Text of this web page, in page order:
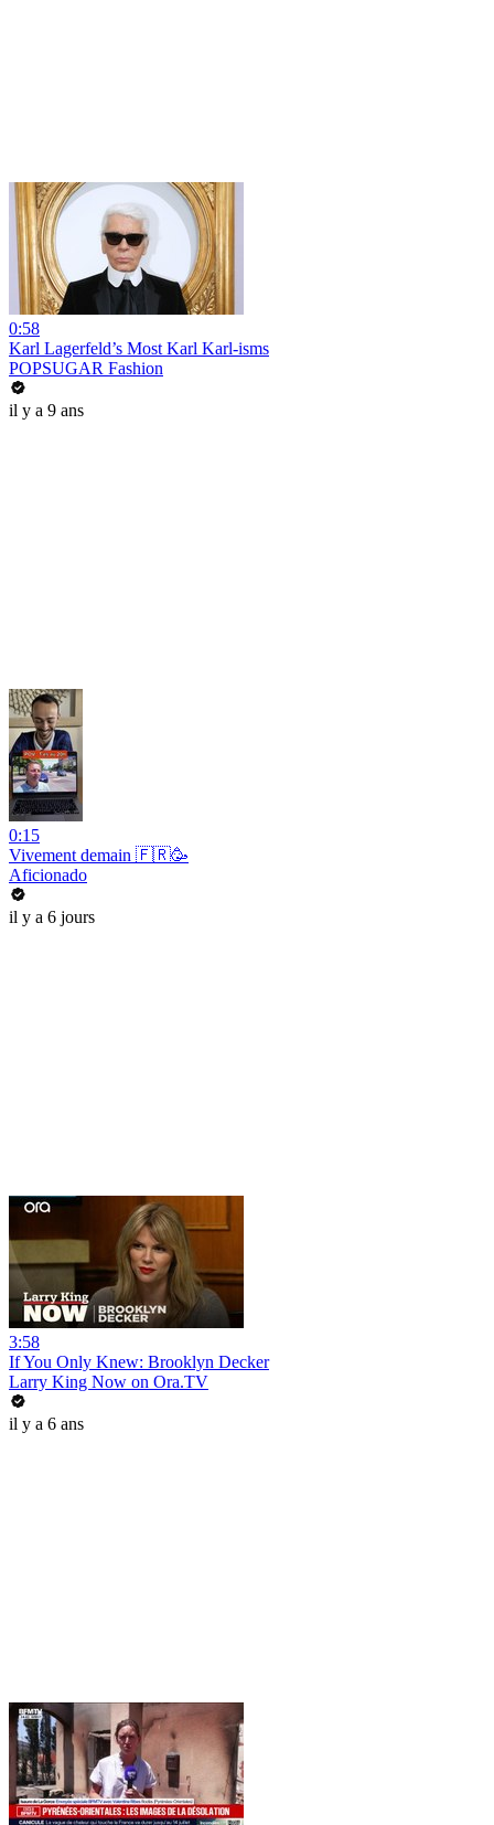
0:58
Karl Lagerfeld’s Most Karl Karl-isms
POPSUGAR Fashion
il y a 9 ans
0:15
Vivement demain 🇫🇷🥳
Aficionado
il y a 6 jours
3:58
If You Only Knew: Brooklyn Decker
Larry King Now on Ora.TV
il y a 6 ans